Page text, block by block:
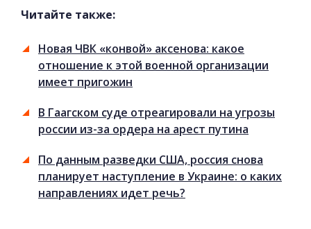
Читайте также:
Новая ЧВК «конвой» аксенова: какое
отношение к этой военной организации
имеет пригожин
В Гаагском суде отреагировали на угрозы
россии из-за ордера на арест путина
По данным разведки США, россия снова
планирует наступление в Украине: о каких
направлениях идет речь?